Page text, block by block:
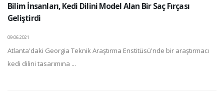
Bilim İnsanları, Kedi Dilini Model Alan Bir Saç Fırçası
Geliştirdi
09.06.2021
Atlanta'daki Georgia Teknik Araştırma Enstitüsü'nde bir araştırmacı
kedi dilini tasarımına ...